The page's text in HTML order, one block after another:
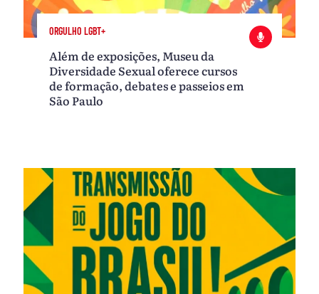
ORGULHO LGBT+
Além de exposições, Museu da
Diversidade Sexual oferece cursos
de formação, debates e passeios em
São Paulo